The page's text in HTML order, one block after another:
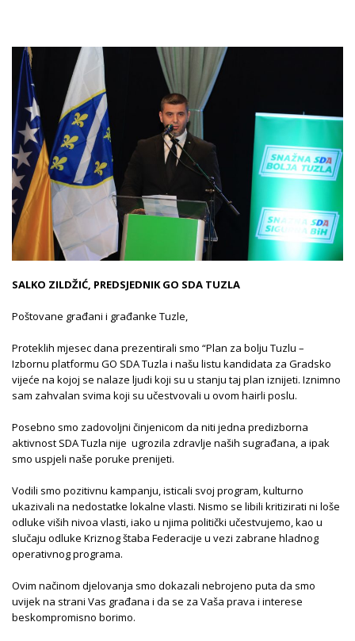
SALKO ZILDŽIĆ, PREDSJEDNIK GO SDA TUZLA
Poštovane građani i građanke Tuzle,
Proteklih mjesec dana prezentirali smo “Plan za bolju Tuzlu –
Izbornu platformu GO SDA Tuzla i našu listu kandidata za Gradsko
vijeće na kojoj se nalaze ljudi koji su u stanju taj plan iznijeti. Iznimno
sam zahvalan svima koji su učestvovali u ovom hairli poslu.
Posebno smo zadovoljni činjenicom da niti jedna predizborna
aktivnost SDA Tuzla nije ugrozila zdravlje naših sugrađana, a ipak
smo uspjeli naše poruke prenijeti.
Vodili smo pozitivnu kampanju, isticali svoj program, kulturno
ukazivali na nedostatke lokalne vlasti. Nismo se libili kritizirati ni loše
odluke viših nivoa vlasti, iako u njima politički učestvujemo, kao u
slučaju odluke Kriznog štaba Federacije u vezi zabrane hladnog
operativnog programa.
Ovim načinom djelovanja smo dokazali nebrojeno puta da smo
uvijek na strani Vas građana i da se za Vaša prava i interese
beskompromisno borimo.